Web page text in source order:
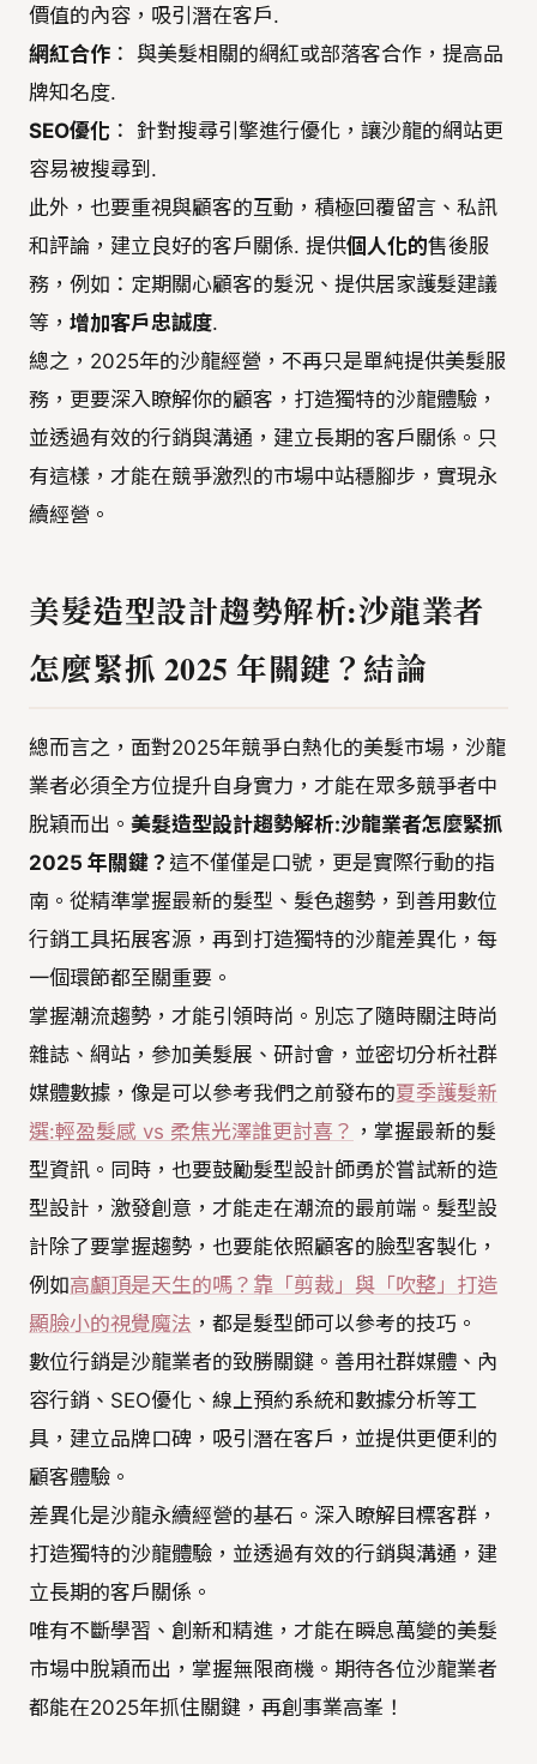
價值的內容，吸引潛在客戶.
網紅合作 ： 與美髮相關的網紅或部落客合作，提高品
牌知名度.
SEO優化 ： 針對搜尋引擎進行優化，讓沙龍的網站更
容易被搜尋到.
此外，也要重視與顧客的互動，積極回覆留言、私訊
和評論，建立良好的客戶關係. 提供個人化的售後服
務，例如：定期關心顧客的髮況、提供居家護髮建議
等， 增加客戶忠誠度.
總之，2025年的沙龍經營，不再只是單純提供美髮服
務，更要深入瞭解你的顧客，打造獨特的沙龍體驗，
並透過有效的行銷與溝通，建立長期的客戶關係。只
有這樣，才能在競爭激烈的市場中站穩腳步，實現永
續經營。
美髮造型設計趨勢解析:沙龍業者
怎麼緊抓 2025 年關鍵？結論
總而言之，面對2025年競爭白熱化的美髮市場，沙龍
業者必須全方位提升自身實力，才能在眾多競爭者中
脫穎而出。 美髮造型設計趨勢解析:沙龍業者怎麼緊抓
2025 年關鍵？ 這不僅僅是口號，更是實際行動的指
南。從精準掌握最新的髮型、髮色趨勢，到善用數位
行銷工具拓展客源，再到打造獨特的沙龍差異化，每
一個環節都至關重要。
掌握潮流趨勢，才能引領時尚。別忘了隨時關注時尚
雜誌、網站，參加美髮展、研討會，並密切分析社群
媒體數據，像是可以參考我們之前發布的夏季護髮新
選:輕盈髮感 vs 柔焦光澤誰更討喜？ ，掌握最新的髮
型資訊。同時，也要鼓勵髮型設計師勇於嘗試新的造
型設計，激發創意，才能走在潮流的最前端。髮型設
計除了要掌握趨勢，也要能依照顧客的臉型客製化，
例如高顱頂是天生的嗎？靠「剪裁」與「吹整」打造
顯臉小的視覺魔法 ，都是髮型師可以參考的技巧。
數位行銷是沙龍業者的致勝關鍵。善用社群媒體、內
容行銷、SEO優化、線上預約系統和數據分析等工
具，建立品牌口碑，吸引潛在客戶，並提供更便利的
顧客體驗。
差異化是沙龍永續經營的基石。深入瞭解目標客群，
打造獨特的沙龍體驗，並透過有效的行銷與溝通，建
立長期的客戶關係。
唯有不斷學習、創新和精進，才能在瞬息萬變的美髮
市場中脫穎而出，掌握無限商機。期待各位沙龍業者
都能在2025年抓住關鍵，再創事業高峯！